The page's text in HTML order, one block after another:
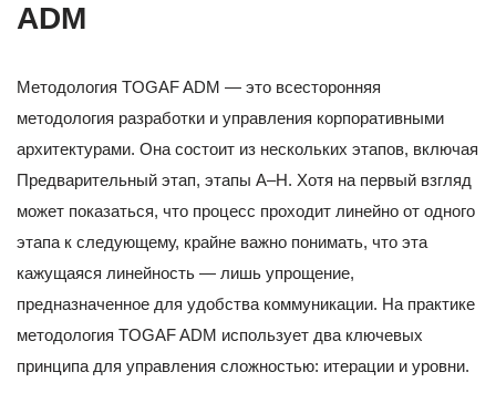
ADM
Методология TOGAF ADM — это всесторонняя
методология разработки и управления корпоративными
архитектурами. Она состоит из нескольких этапов, включая
Предварительный этап, этапы A–H. Хотя на первый взгляд
может показаться, что процесс проходит линейно от одного
этапа к следующему, крайне важно понимать, что эта
кажущаяся линейность — лишь упрощение,
предназначенное для удобства коммуникации. На практике
методология TOGAF ADM использует два ключевых
принципа для управления сложностью: итерации и уровни.